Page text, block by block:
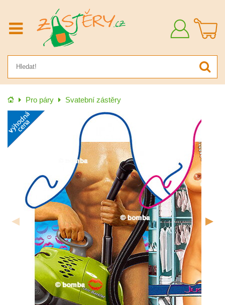
Přihlásit
Úvod Pro páry Svatební zástěry